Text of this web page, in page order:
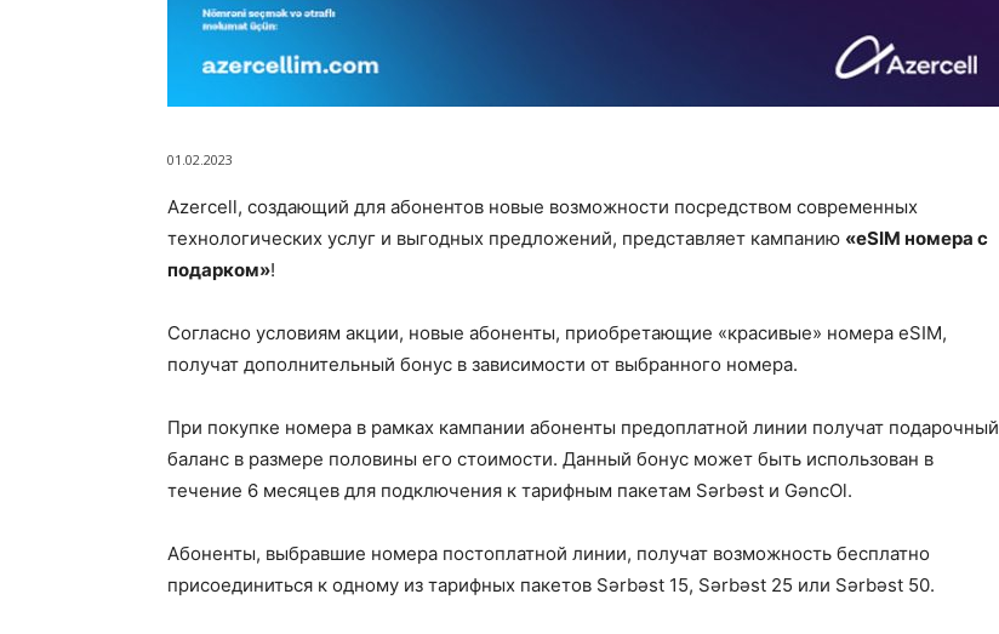
01.02.2023
Azercell, создающий для абонентов новые возможности посредством современных
технологических услуг и выгодных предложений, представляет кампанию «eSIM номера с
подарком»!
Согласно условиям акции, новые абоненты, приобретающие «красивые» номера eSIM,
получат дополнительный бонус в зависимости от выбранного номера.
При покупке номера в рамках кампании абоненты предоплатной линии получат подарочный
баланс в размере половины его стоимости. Данный бонус может быть использован в
течение 6 месяцев для подключения к тарифным пакетам Sərbəst и GəncOl.
Абоненты, выбравшие номера постоплатной линии, получат возможность бесплатно
присоединиться к одному из тарифных пакетов Sərbəst 15, Sərbəst 25 или Sərbəst 50.